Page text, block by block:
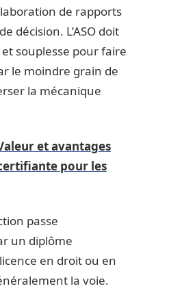
de rapports
décision. L’ASO doit
souplesse pour faire
le moindre grain de
la mécanique
et avantages
pour les
passe
un diplôme
en droit ou en
la voie.